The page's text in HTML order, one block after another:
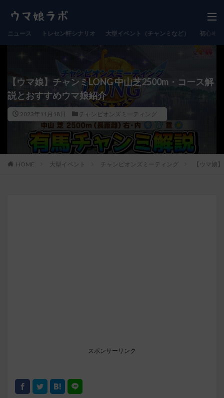
ニュース トレセン軒シナリオ 大型イベント（チャンミなど） 初心者
【ウマ娘】チャンミLONG 中山芝2500m・コース解
説とおすすめウマ娘紹介
2023年11月18日 チャンピオンズミーティング
HOME 大型イベント チャンピオンズミーティング 【ウマ娘
スポンサーリンク